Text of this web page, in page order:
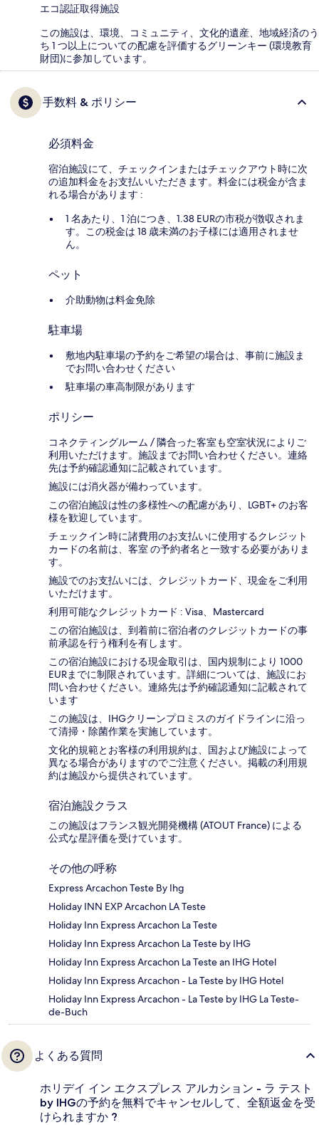
エコ認証取得施設
この施設は、環境、コミュニティ、文化的遺産、地域経済のう
ち 1 つ以上についての配慮を評価するグリーンキー (環境教育
財団)に参加しています。
手数料 & ポリシー
必須料金
宿泊施設にて、チェックインまたはチェックアウト時に次
の追加料金をお支払いいただきます。料金には税金が含ま
れる場合があります :
1 名あたり、1 泊につき、1.38 EURの市税が徴収されま
す。この税金は 18 歳未満のお子様には適用されませ
ん。
ペット
介助動物は料金免除
駐車場
敷地内駐車場の予約をご希望の場合は、事前に施設ま
でお問い合わせください
駐車場の車高制限があります
ポリシー
コネクティングルーム / 隣合った客室も空室状況によりご
利用いただけます。施設までお問い合わせください。連絡
先は予約確認通知に記載されています。
施設には消火器が備わっています。
この宿泊施設は性の多様性への配慮があり、LGBT+ のお客
様を歓迎しています。
チェックイン時に諸費用のお支払いに使用するクレジット
カードの名前は、客室 の予約者名と一致する必要がありま
す。
施設でのお支払いには、クレジットカード、現金をご利用
いただけます。
利用可能なクレジットカード : Visa、Mastercard
この宿泊施設は、到着前に宿泊者のクレジットカードの事
前承認を行う権利を有します。
この宿泊施設における現金取引は、国内規制により 1000
EURまでに制限されています。詳細については、施設にお
問い合わせください。連絡先は予約確認通知に記載されて
います
この施設は、IHGクリーンプロミスのガイドラインに沿っ
て清掃・除菌作業を実施しています。
文化的規範とお客様の利用規約は、国および施設によって
異なる場合がありますのでご注意ください。掲載の利用規
約は施設から提供されています。
宿泊施設クラス
この施設はフランス観光開発機構 (ATOUT France) による
公式な星評価を受けています。
その他の呼称
Express Arcachon Teste By Ihg
Holiday INN EXP Arcachon LA Teste
Holiday Inn Express Arcachon La Teste
Holiday Inn Express Arcachon La Teste by IHG
Holiday Inn Express Arcachon La Teste an IHG Hotel
Holiday Inn Express Arcachon - La Teste by IHG Hotel
Holiday Inn Express Arcachon - La Teste by IHG La Teste-
de-Buch
よくある質問
ホリデイ イン エクスプレス アルカション - ラ テスト
by IHGの予約を無料でキャンセルして、全額返金を受
けられますか ?